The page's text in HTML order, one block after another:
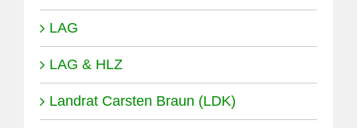
LAG
LAG & HLZ
Landrat Carsten Braun (LDK)